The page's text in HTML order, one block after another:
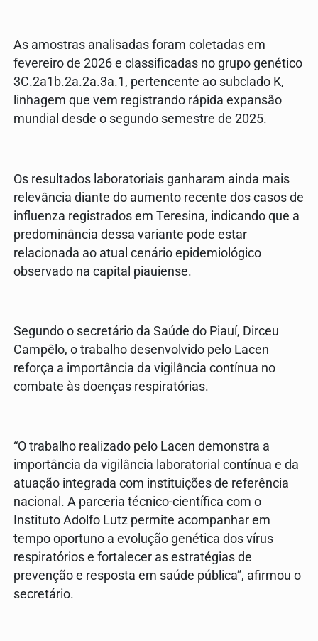
As amostras analisadas foram coletadas em
fevereiro de 2026 e classificadas no grupo genético
3C.2a1b.2a.2a.3a.1, pertencente ao subclado K,
linhagem que vem registrando rápida expansão
mundial desde o segundo semestre de 2025.
Os resultados laboratoriais ganharam ainda mais
relevância diante do aumento recente dos casos de
influenza registrados em Teresina, indicando que a
predominância dessa variante pode estar
relacionada ao atual cenário epidemiológico
observado na capital piauiense.
Segundo o secretário da Saúde do Piauí, Dirceu
Campêlo, o trabalho desenvolvido pelo Lacen
reforça a importância da vigilância contínua no
combate às doenças respiratórias.
“O trabalho realizado pelo Lacen demonstra a
importância da vigilância laboratorial contínua e da
atuação integrada com instituições de referência
nacional. A parceria técnico-científica com o
Instituto Adolfo Lutz permite acompanhar em
tempo oportuno a evolução genética dos vírus
respiratórios e fortalecer as estratégias de
prevenção e resposta em saúde pública”, afirmou o
secretário.